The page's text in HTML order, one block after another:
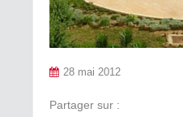
28 mai 2012
Partager sur :